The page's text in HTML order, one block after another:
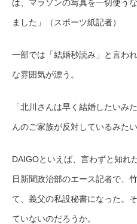
は、マラソンの写真を一切使う
ました」（スポーツ紙記者）
一部では「結婚秒読み」と言わ
な雰囲気が漂う。
「北川さんは早く結婚したいみ
んのご家族が反対しているみた
DAIGOといえば、言わずと知れ
日新聞政治部のエース記者で、
て、義父の私設秘書になった。
ていないのだろうか。